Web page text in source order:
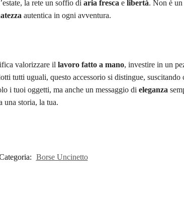
la rete un soffio di aria fresca e libertà. Non è un
autentica in ogni avventura.
valorizzare il lavoro fatto a mano, investire in un
tutti uguali, questo accessorio si distingue, suscitando
i tuoi oggetti, ma anche un messaggio di eleganza
una storia, la tua.
Borse Uncinetto